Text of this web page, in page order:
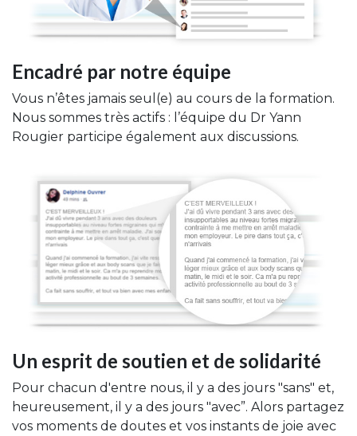
Encadré par notre équipe
Vous n’êtes jamais seul(e) au cours de la formation.
Nous sommes très actifs : l’équipe du Dr Yann
Rougier participe également aux discussions.
Un esprit de soutien et de solidarité
Pour chacun d'entre nous, il y a des jours "sans" et,
heureusement, il y a des jours "avec”. Alors partagez
vos moments de doutes et vos instants de joie avec